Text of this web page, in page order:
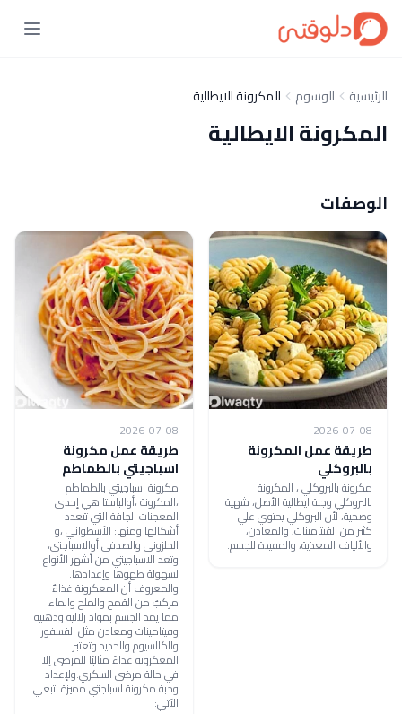
الرئيسية الوسوم المكرونة الايطالية
المكرونة الايطالية
الوصفات
2026-07-08
طريقة عمل المكرونة
بالبروكلي
مكرونة بالبروكلي ، المكرونة
بالبروكلي وجبة ايطالية الأصل، شهية
وصحية، لأن البروكلي يحتوي علي
كثير من الفيتامينات، والمعادن،
والألياف المغذية، والمفيدة للجسم.
2026-07-08
طريقة عمل مكرونة
اسباجيتي بالطماطم
مكرونة اسباجيتي بالطماطم
،المكرونة ،أوالباستا هي إحدى
المعجنات الجافة التي تتعدد
أشكالها ومنها: الأسطواني ،و
الحلزوني والصدفي أوالاسباجتي،
وتعد الاسباجيتي من أشهر الأنواع
لسهولة طهوها وإعدادها.
والمعروف أن المعكرونة غذاءٌ
مركبٌ من القمح والملح والماء
مما يمد الجسم بمواد زلالية ودهنية
وفيتامينات ومعادن مثل الفسفور
والكالسيوم والحديد وتعتبر
المعكرونة غذاءً مثاليًا للمرضى إلا
في حالة مرضى السكري.ولإعداد
وجبة مكرونة اسباجتي مميزة اتبعي
الآتي: